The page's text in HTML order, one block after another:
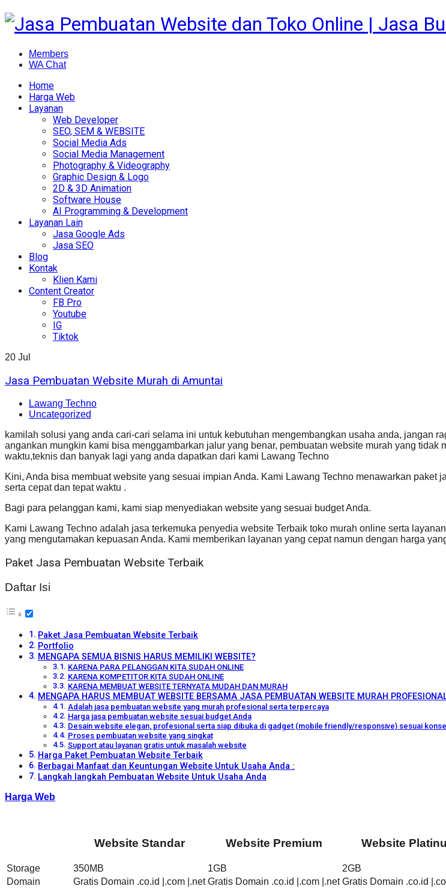
Members
WA Chat
Home
Harga Web
Layanan
Web Developer
SEO, SEM & WEBSITE
Social Media Ads
Social Media Management
Photography & Videography
Graphic Design & Logo
2D & 3D Animation
Software House
AI Programming & Development
Layanan Lain
Jasa Google Ads
Jasa SEO
Blog
Kontak
Klien Kami
Content Creator
FB Pro
Youtube
IG
Tiktok
20 Jul
Jasa Pembuatan Website Murah di Amuntai
Lawang Techno
Uncategorized
kamilah solusi yang anda cari-cari selama ini untuk kebutuhan mengembangkan usaha anda, jangan
angankan mungkin kami bisa menggambarkan jalur yang benar, pembuatan website murah yang
waktu,teknis dan banyak lagi yang anda dapatkan dari kami Lawang Techno
Kini, Anda bisa membuat website yang sesuai impian Anda. Kami Lawang Techno menawarkan paket
serta cepat dan tepat waktu .
Bagi para pelanggan kami, kami siap menyediakan website yang sesuai budget Anda.
Kami Lawang Techno adalah jasa terkemuka penyedia website Terbaik toko murah online serta
yang mengutamakan kepuasan Anda. Kami memberikan layanan yang cepat namun dengan harga
Paket Jasa Pembuatan Website Terbaik
Daftar Isi
Paket Jasa Pembuatan Website Terbaik
Portfolio
MENGAPA SEMUA BISNIS HARUS MEMILIKI WEBSITE?
KARENA PARA PELANGGAN KITA SUDAH ONLINE
KARENA KOMPETITOR KITA SUDAH ONLINE
KARENA MEMBUAT WEBSITE TERNYATA MUDAH DAN MURAH
MENGAPA HARUS MEMBUAT WEBSITE BERSAMA JASA PEMBUATAN WEBSITE MURAH
Adalah jasa pembuatan website yang murah profesional serta terpercaya
Harga jasa pembuatan website sesuai budget Anda
Desain website elegan, profesional serta siap dibuka di gadget (mobile friendly/responsive) sesuai
Proses pembuatan website yang singkat
Support atau layanan gratis untuk masalah website
Harga Paket Pembuatan Website Terbaik
Berbagai Manfaat dan Keuntungan Website Untuk Usaha Anda :
Langkah langkah Pembuatan Website Untuk Usaha Anda
Harga Web
Website Standar Website Premium Website
Storage 350MB 1GB 2GB
Domain
Gratis Domain .co.id |.com |.net Gratis Domain .co.id |.com |.net Gratis Domain .co.id